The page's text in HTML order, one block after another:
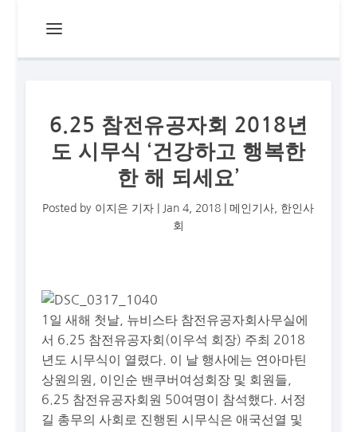
6.25 참전유공자회 2018년
도 시무식 ‘건강하고 행복한
한 해 되세요’
Posted by 이지은 기자 Jan 4, 2018 |메인기사
한인사
회
1일 새해 첫날, 뉴비스타 참전유공자회사무실에
서 6.25 참전유공자회(이우석 회장) 주최 2018
년도 시무식이 열렸다. 이 날 행사에는 연아마틴
상원의원, 이인순 밴쿠버여성회장 및 회원들,
6.25 참전유공자회원 50여명이 참석했다. 서정
길 총무의 사회로 진행된 시무식은 애국선열 및